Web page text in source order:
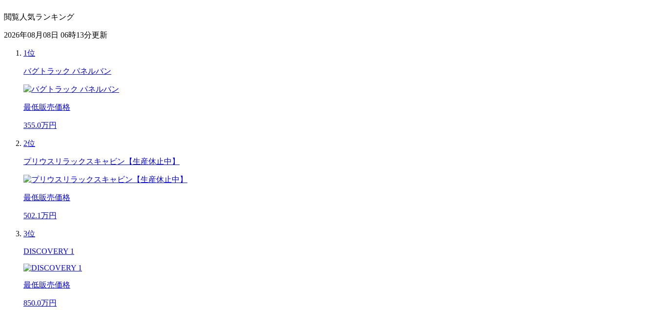
閲覧人気ランキング
2026年08月08日 06時13分更新
1位
バグトラック パネルバン
最低販売価格
355.0万円
2位
プリウスリラックスキャビン【生産休止中】
最低販売価格
502.1万円
3位
DISCOVERY 1
最低販売価格
850.0万円